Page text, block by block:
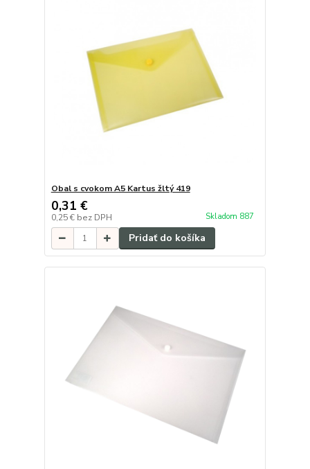
Obal s cvokom A5 Kartus žltý 419
0,31 €
0,25 € bez DPH Skladom 887
Pridať do košíka